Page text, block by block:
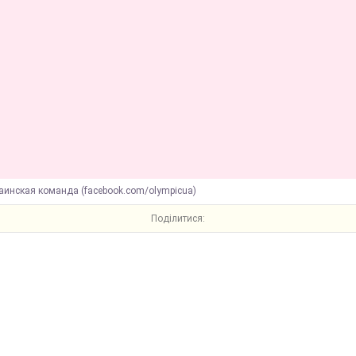
команда (facebook.com/olympicua)
Поділитися: